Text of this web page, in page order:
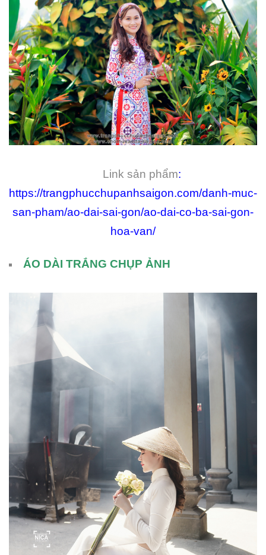
Link sản phẩm:
https://trangphucchupanhsaigon.com/danh-muc-
san-pham/ao-dai-sai-gon/ao-dai-co-ba-sai-gon-
hoa-van/
ÁO DÀI TRẮNG CHỤP ẢNH